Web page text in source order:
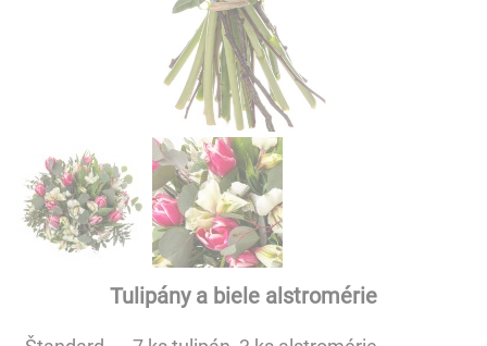
Tulipány a biele alstromérie